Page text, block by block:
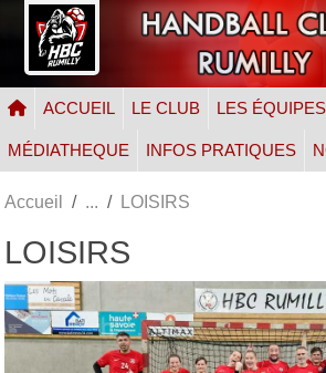
ACCUEIL LE CLUB LES ÉQUIPES
MÉDIATHEQUE INFOS PRATIQUES
Accueil LOISIRS
LOISIRS
Panneau de gestion des cookies